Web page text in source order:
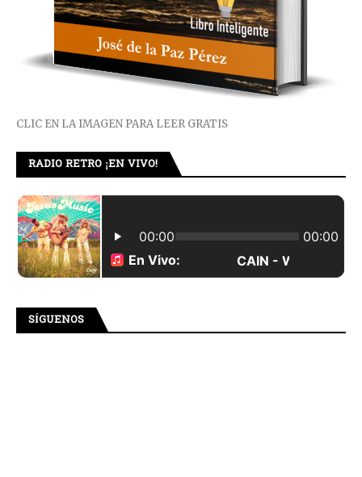
CLIC EN LA IMAGEN PARA LEER GRATIS
RADIO RETRO ¡EN VIVO!
SÍGUENOS